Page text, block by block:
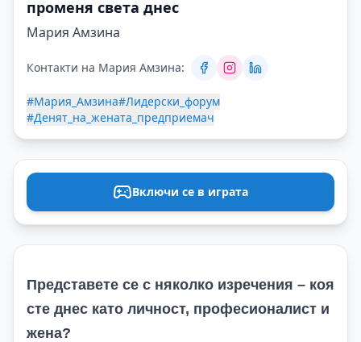
променя света днес
Мария Амзина
Контакти на Мария Амзина:
#Мария_Амзина#Лидерски_форум
#Денят_на_жената_предприемач
Включи се в играта
Представете се с няколко изречения – коя
сте днес като личност, професионалист и
жена?